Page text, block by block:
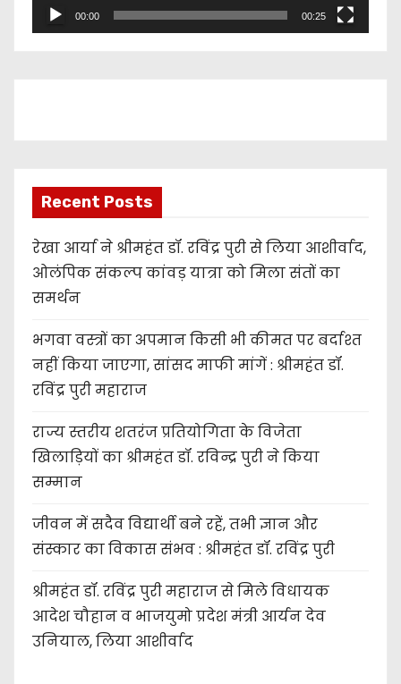
a
00:00 00:25
Recent Posts
रेखा आर्या ने श्रीमहंत डॉ. रविंद्र पुरी से लिया आशीर्वाद,
ओलंपिक संकल्प कांवड़ यात्रा को मिला संतों का
समर्थन
भगवा वस्त्रों का अपमान किसी भी कीमत पर बर्दाश्त
नहीं किया जाएगा, सांसद माफी मांगें : श्रीमहंत डॉ.
रविंद्र पुरी महाराज
राज्य स्तरीय शतरंज प्रतियोगिता के विजेता
खिलाड़ियों का श्रीमहंत डॉ. रविन्द्र पुरी ने किया
सम्मान
जीवन में सदैव विद्यार्थी बने रहें, तभी ज्ञान और
संस्कार का विकास संभव : श्रीमहंत डॉ. रविंद्र पुरी
श्रीमहंत डॉ. रविंद्र पुरी महाराज से मिले विधायक
आदेश चौहान व भाजयुमो प्रदेश मंत्री आर्यन देव
उनियाल, लिया आशीर्वाद